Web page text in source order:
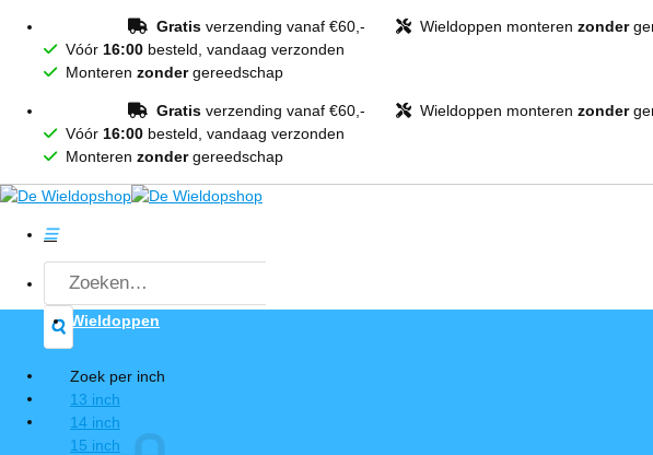
inhoud
Gratis verzending vanaf €60,- Wieldoppen monteren zonder
Vóór 16:00 besteld, vandaag verzonden
Monteren zondergereedschap
Gratis verzending vanaf €60,- Wieldoppen monteren zonder
Vóór 16:00 besteld, vandaag verzonden
Monteren zondergereedschap
naar:
Login / Registreren
Wieldoppen
Zoek per inch
13 inch
14 inch
15 inch